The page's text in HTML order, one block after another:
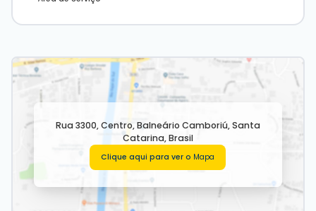
Rua 3300,Centro,Balneário Camboriú,Santa
Catarina,Brasil
Clique aqui para ver o Mapa